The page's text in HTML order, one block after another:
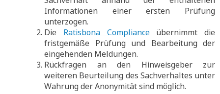
Informationen einer ersten Prüfung
unterzogen.
Die Ratisbona Complianceübernimmt die
fristgemäße Prüfung und Bearbeitung der
eingehenden Meldungen.
Rückfragen an den Hinweisgeber zur
weiteren Beurteilung des Sachverhaltes unter
Wahrung der Anonymität sind möglich.